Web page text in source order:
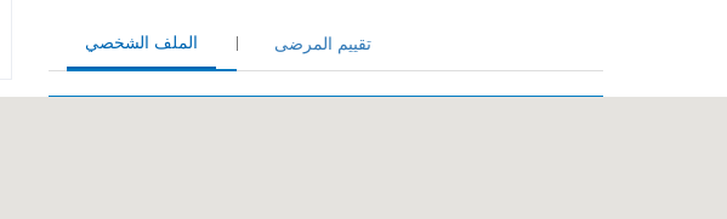
الملف الشخصي تقييم المرضى